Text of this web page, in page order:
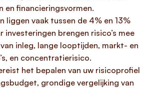
en financieringsvormen.
liggen vaak tussen de 4% en 13%
investeringen brengen risico’s mee
inleg, lange looptijden, markt- en
en concentratierisico.
het bepalen van uw risicoprofiel
grondige vergelijking van